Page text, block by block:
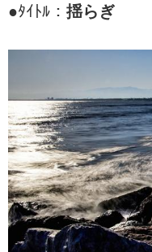
●ﾀｲﾄﾙ： 揺らぎ